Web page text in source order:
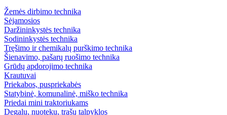
Žemės dirbimo technika
Sėjamosios
Daržininkystės technika
Sodininkystės technika
Tręšimo ir chemikalų purškimo technika
Šienavimo, pašarų ruošimo technika
Grūdų apdorojimo technika
Krautuvai
Priekabos, puspriekabės
Statybinė, komunalinė, miško technika
Priedai mini traktoriukams
Degalų, nuotekų, trąšų talpyklos